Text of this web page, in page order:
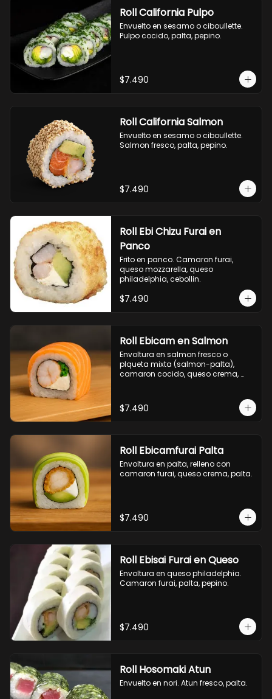
Roll California Pulpo
Envuelto en sesamo o ciboullette.
Pulpo cocido, palta, pepino.
$7.490
Roll California Salmon
Envuelto en sesamo o ciboullette.
Salmon fresco, palta, pepino.
$7.490
Roll Ebi Chizu Furai en
Panco
Frito en panco. Camaron furai,
queso mozzarella, queso
philadelphia, cebollin.
$7.490
Roll Ebicam en Salmon
Envoltura en salmon fresco o
plqueta mixta (salmon-palta),
camaron cocido, queso crema,
$7.490
Roll Ebicamfurai Palta
Envoltura en palta, relleno con
camaron furai, queso crema, palta.
$7.490
Roll Ebisai Furai en Queso
Envoltura en queso philadelphia.
Camaron furai, palta, pepino.
$7.490
Roll Hosomaki Atun
Envuelto en nori. Atun fresco, palta.